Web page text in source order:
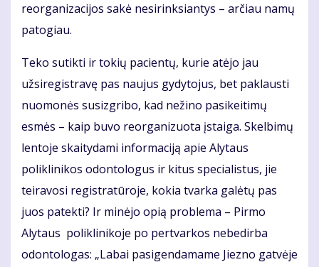
reorganizacijos sakė nesirinksiantys – arčiau namų
patogiau.
Teko sutikti ir tokių pacientų, kurie atėjo jau
užsiregistravę pas naujus gydytojus, bet paklausti
nuomonės susizgribo, kad nežino pasikeitimų
esmės – kaip buvo reorganizuota įstaiga. Skelbimų
lentoje skaitydami informaciją apie Alytaus
poliklinikos odontologus ir kitus specialistus, jie
teiravosi registratūroje, kokia tvarka galėtų pas
juos patekti? Ir minėjo opią problema – Pirmo
Alytaus poliklinikoje po pertvarkos nebedirba
odontologas: „Labai pasigendamame Jiezno gatvėje